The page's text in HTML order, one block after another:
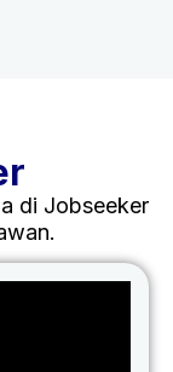
di Jobseeker